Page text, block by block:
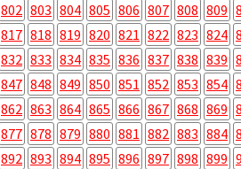
802 803 804 805 806 807 808 809
817 818 819 820 821 822 823 824
832 833 834 835 836 837 838 839
847 848 849 850 851 852 853 854
862 863 864 865 866 867 868 869
877 878 879 880 881 882 883 884
892 893 894 895 896 897 898 899